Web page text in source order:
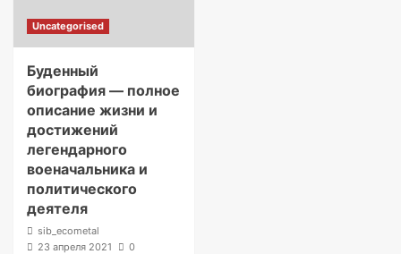
Uncategorised
Буденный
биография — полное
описание жизни и
достижений
легендарного
военачальника и
политического
деятеля
sib_ecometal
23 апреля 2021
0